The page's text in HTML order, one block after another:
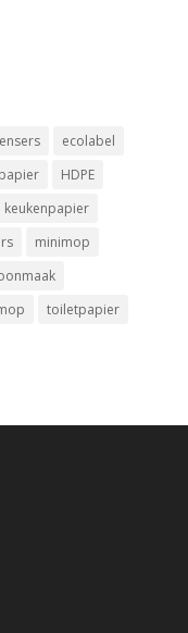
ecolabel
HDPE
keukenpapier
minimop
toiletpapier